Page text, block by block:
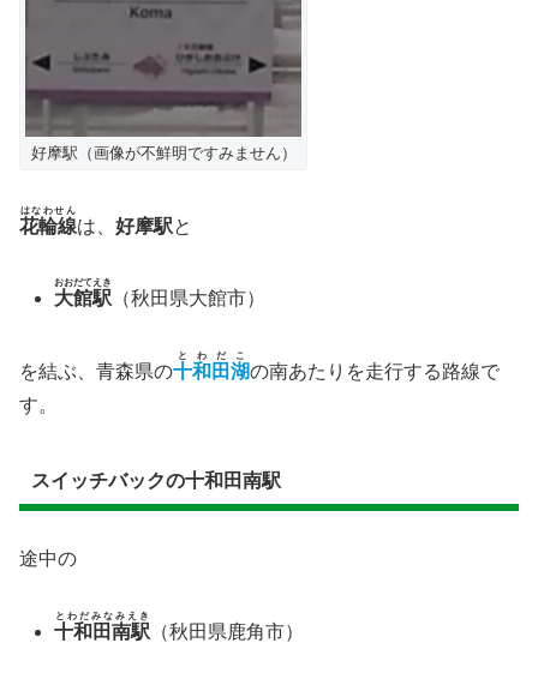
好摩駅（画像が不鮮明ですみません）
花輪線
はなわせん
は、 好摩駅と
大館駅
おおだてえき
（秋田県大館市）
を結ぶ、青森県の十和田湖
とわだこ
の南あたりを走行する路線で
す。
スイッチバックの十和田南駅
途中の
十和田南駅
とわだみなみえき
（秋田県鹿角市）